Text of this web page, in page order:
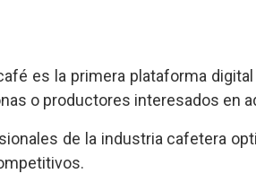
es la primera plataforma
o productores interesados en
de la industria cafetera